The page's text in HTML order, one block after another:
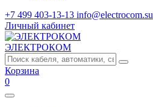
+7 499 403-13-13 info@electrocom.su
Личный кабинет
ЭЛЕКТРОКОМ
Корзина
0